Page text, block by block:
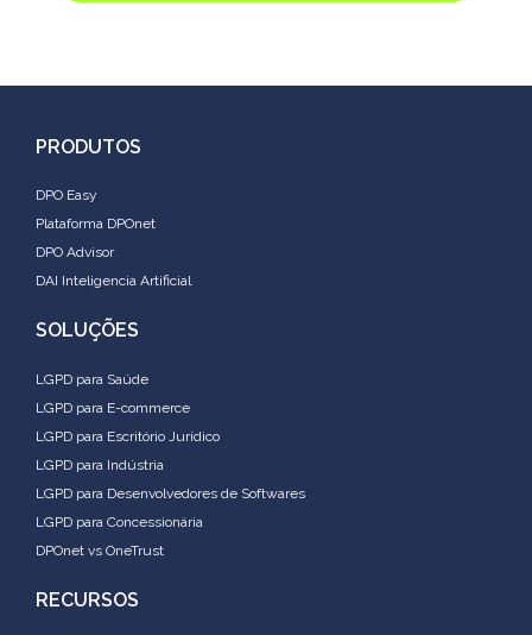
PRODUTOS
DPO Easy
Plataforma DPOnet
DPO Advisor
DAI Inteligencia Artificial
SOLUÇÕES
LGPD para Saúde
LGPD para E-commerce
LGPD para Escritório Jurídico
LGPD para Indústria
LGPD para Desenvolvedores de Softwares
LGPD para Concessionária
DPOnet vs OneTrust
RECURSOS